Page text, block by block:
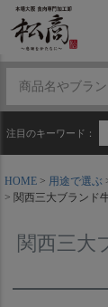
注目のキーワード：
HOME 用途で選ぶ
関西三大ブランド
関西三大